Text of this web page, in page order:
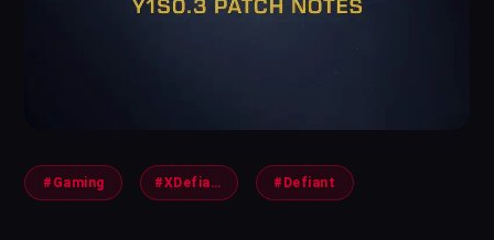
#Gaming #XDefiant #Defiant